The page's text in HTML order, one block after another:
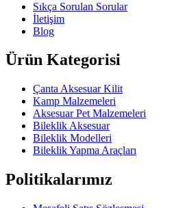
Sıkça Sorulan Sorular
İletişim
Blog
Ürün Kategorisi
Çanta Aksesuar Kilit
Kamp Malzemeleri
Aksesuar Pet Malzemeleri
Bileklik Aksesuar
Bileklik Modelleri
Bileklik Yapma Araçları
Politikalarımız